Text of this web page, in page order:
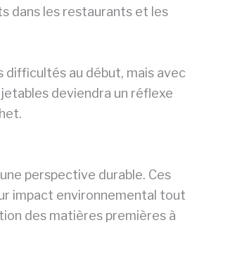
dans les restaurants et les
difficultés au début, mais avec
deviendra un réflexe
perspective durable. Ces
impact environnemental tout
des matières premières à